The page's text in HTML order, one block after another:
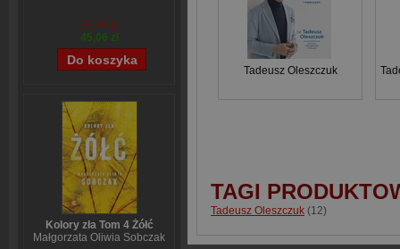
59,74 zł
45,06 zł
Kolory zła Tom 4 Żółć
Małgorzata Oliwia Sobczak
Tadeusz Oleszczuk
TAGI
Tadeusz Oleszczuk (12)